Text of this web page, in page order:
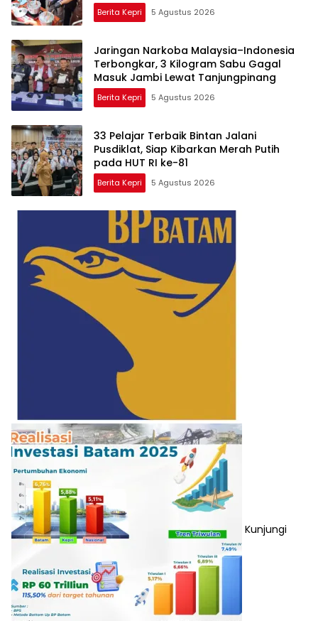
Berita Kepri 5 Agustus 2026
Jaringan Narkoba Malaysia–Indonesia
Terbongkar, 3 Kilogram Sabu Gagal
Masuk Jambi Lewat Tanjungpinang
Berita Kepri 5 Agustus 2026
33 Pelajar Terbaik Bintan Jalani
Pusdiklat, Siap Kibarkan Merah Putih
pada HUT RI ke-81
Berita Kepri 5 Agustus 2026
Kunjungi